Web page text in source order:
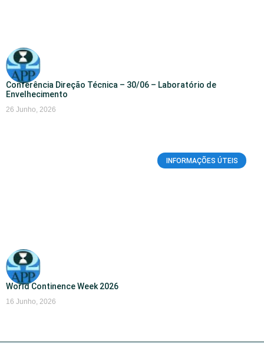
Conferência Direção Técnica – 30/06 – Laboratório de
Envelhecimento
26 Junho, 2026
INFORMAÇÕES ÚTEIS
World Continence Week 2026
16 Junho, 2026